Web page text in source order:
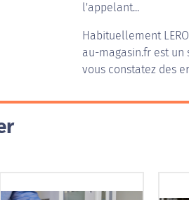
l'appelant...
Habituellement
au-magasin.fr est
vous constatez des